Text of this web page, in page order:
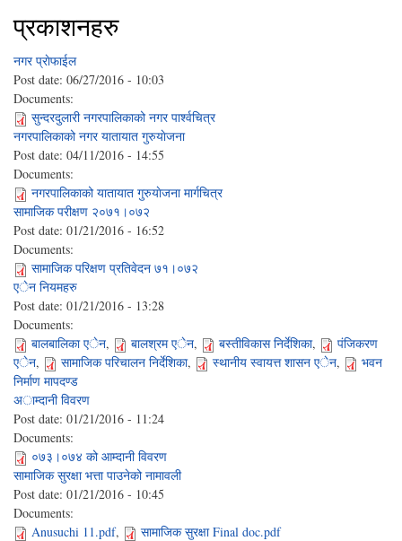
प्रकाशनहरु
नगर प्राेफाईल
Post date: 06/27/2016 - 10:03
Documents:
सुन्दरदुलारी नगरपालिकाको नगर पार्श्वचित्र
नगरपालिकाको नगर यातायात गुरुयाेजना
Post date: 04/11/2016 - 14:55
Documents:
नगरपालिकाको यातायात गुरुयाेजना मार्गचित्र
सामाजिक परीक्षण २०७१।०७२
Post date: 01/21/2016 - 16:52
Documents:
सामाजिक परिक्षण प्रतिवेदन ७१।०७२
एेन नियमहरु
Post date: 01/21/2016 - 13:28
Documents:
बालबालिका एेन, बालश्रम एेन, बस्तीविकास निर्देशिका,
पंजिकरण
एेन, सामाजिक परिचालन निर्देशिका, स्थानीय स्वायत्त शासन एेन,
भवन
निर्माण मापदण्ड
अाम्दानी विवरण
Post date: 01/21/2016 - 11:24
Documents:
०७३।०७४ को आम्दानी विवरण
सामाजिक सुरक्षा भत्ता पाउनेको नामावली
Post date: 01/21/2016 - 10:45
Documents:
Anusuchi 11.pdf, सामाजिक सुरक्षा Final doc.pdf